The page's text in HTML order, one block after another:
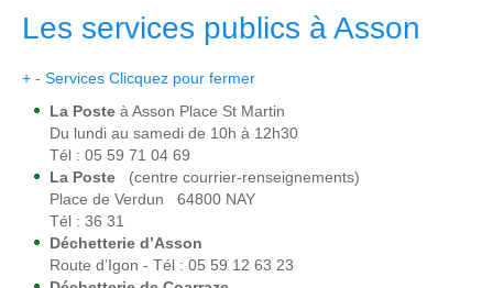
Les services publics à Asson
+ - Services Clicquez pour fermer
La Poste à Asson Place St Martin
Du lundi au samedi de 10h à 12h30
Tél : 05 59 71 04 69
La Poste
(centre courrier-renseignements)
Place de Verdun 64800 NAY
Tél : 36 31
Déchetterie d’Asson
Route d’Igon - Tél : 05 59 12 63 23